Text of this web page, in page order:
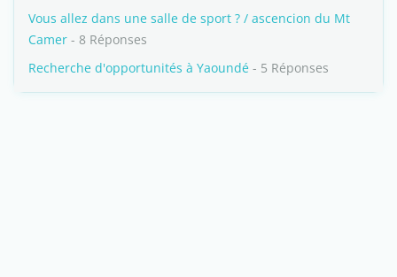
Vous allez dans une salle de sport ? / ascencion du Mt
Camer - 8 Réponses
Recherche d'opportunités à Yaoundé - 5 Réponses